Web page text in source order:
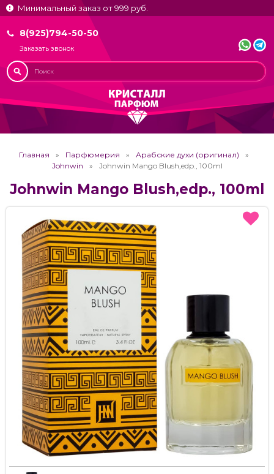
Минимальный заказ от 999 руб.
8(925)794-50-50
Заказать звонок
Главная Парфюмерия
Арабские духи (оригинал)
Johnwin
Johnwin Mango Blush,edp., 100ml
Johnwin Mango Blush,edp., 100ml